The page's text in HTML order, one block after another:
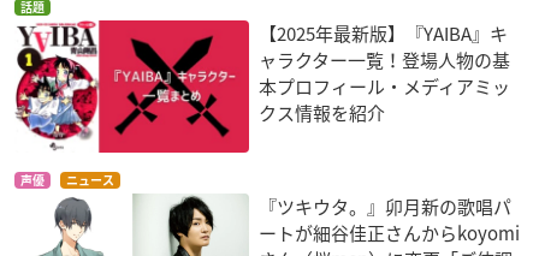
話題
【2025年最新版】『YAIBA』キ
ャラクター一覧！登場人物の基
本プロフィール・メディアミッ
クス情報を紹介
声優 ニュース
『ツキウタ。』卯月新の歌唱パ
ートが細谷佳正さんからkoyomi